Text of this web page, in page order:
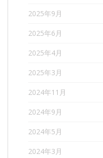
2025年9月
2025年6月
2025年4月
2025年3月
2024年11月
2024年9月
2024年5月
2024年3月